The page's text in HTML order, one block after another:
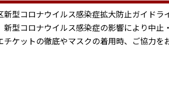
型コロナウイルス感染症拡大防止ガイドラ
型コロナウイルス感染症の影響により中止
ケットの徹底やマスクの着用時、ご協力を